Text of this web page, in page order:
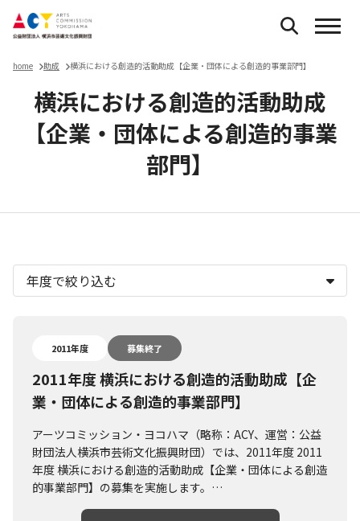
home 助成 横浜における創造的活動助成【企業・団体による創造的事業部門】
横浜における創造的活動助成
【企業・団体による創造的事業
部門】
横浜における創造的活動助成【企
2011年度 募集終了
2011年度 横浜における創造的活動助成【企
業・団体による創造的事業部門】
アーツコミッション・ヨコハマ（略称：ACY、運営：公益
財団法人横浜市芸術文化振興財団）では、2011年度 2011
年度 横浜における創造的活動助成【企業・団体による創造
的事業部門】の募集を実施します。
概要や募集要項については詳細はこちらよりご確認くださ